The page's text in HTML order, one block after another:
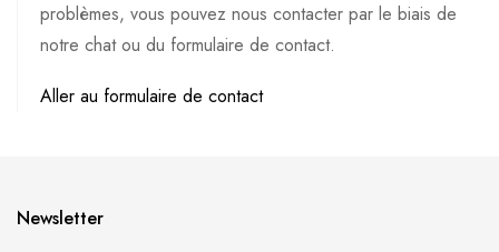
problèmes, vous pouvez nous contacter par le biais de
notre chat ou du formulaire de contact.
Aller au formulaire de contact
Newsletter